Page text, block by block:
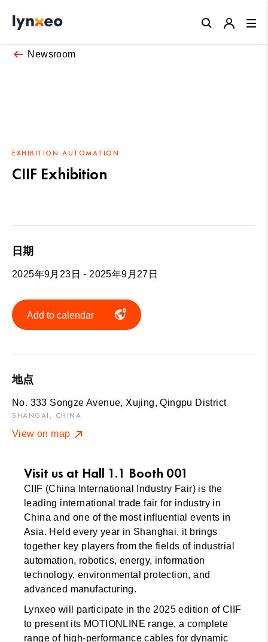
Newsroom
EXHIBITION AUTOMATION
CIIF Exhibition
日期
2025年9月23日 - 2025年9月27日
Add to calendar
地点
No. 333 Songze Avenue, Xujing, Qingpu District
SHANGAÏ, CHINA
View on map
Visit us at Hall 1.1 Booth 001
CIIF (China International Industry Fair) is the
leading international trade fair for industry in
China and one of the most influential events in
Asia. Held every year in Shanghai, it brings
together key players from the fields of industrial
automation, robotics, energy, information
technology, environmental protection, and
advanced manufacturing.
Lynxeo will participate in the 2025 edition of CIIF
to present its MOTIONLINE range, a complete
range of high-performance cables for dynamic
Close